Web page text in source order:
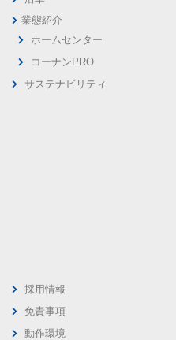
業態紹介
ホームセンター
コーナンPRO
サステナビリティ
採用情報
免責事項
動作環境